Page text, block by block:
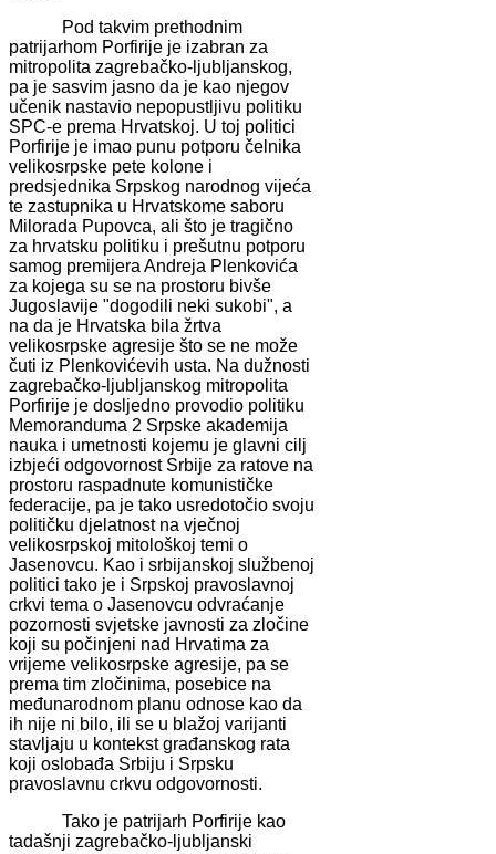
Pod takvim prethodnim
patrijarhom Porfirije je izabran za
mitropolita zagrebačko-ljubljanskog,
pa je sasvim jasno da je kao njegov
učenik nastavio nepopustljivu politiku
SPC-e prema Hrvatskoj. U toj politici
Porfirije je imao punu potporu čelnika
velikosrpske pete kolone i
predsjednika Srpskog narodnog vijeća
te zastupnika u Hrvatskome saboru
Milorada Pupovca, ali što je tragično
za hrvatsku politiku i prešutnu potporu
samog premijera Andreja Plenkovića
za kojega su se na prostoru bivše
Jugoslavije "dogodili neki sukobi", a
na da je Hrvatska bila žrtva
velikosrpske agresije što se ne može
čuti iz Plenkovićevih usta. Na dužnosti
zagrebačko-ljubljanskog mitropolita
Porfirije je dosljedno provodio politiku
Memoranduma 2 Srpske akademija
nauka i umetnosti kojemu je glavni cilj
izbjeći odgovornost Srbije za ratove na
prostoru raspadnute komunističke
federacije, pa je tako usredotočio svoju
političku djelatnost na vječnoj
velikosrpskoj mitološkoj temi o
Jasenovcu. Kao i srbijanskoj službenoj
politici tako je i Srpskoj pravoslavnoj
crkvi tema o Jasenovcu odvraćanje
pozornosti svjetske javnosti za zločine
koji su počinjeni nad Hrvatima za
vrijeme velikosrpske agresije, pa se
prema tim zločinima, posebice na
međunarodnom planu odnose kao da
ih nije ni bilo, ili se u blažoj varijanti
stavljaju u kontekst građanskog rata
koji oslobađa Srbiju i Srpsku
pravoslavnu crkvu odgovornosti.
Tako je patrijarh Porfirije kao
tadašnji zagrebačko-ljubljanski